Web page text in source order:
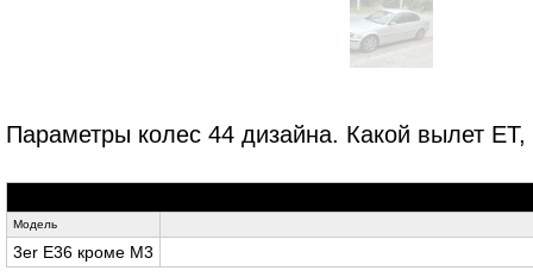
Параметры колес 44 дизайна. Какой вылет
Модель
3er E36 кроме M3